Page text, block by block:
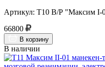
Артикул: Т10 В/Р "Максим I-
66800
В корзину
В наличии